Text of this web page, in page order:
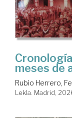
meses de
Rubio Herrero,
Lekla. Madrid,